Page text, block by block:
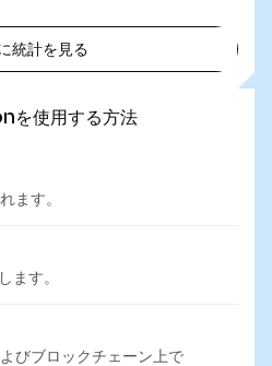
統計を見る
使用する方法
ます。
ます。
びブロックチェーン上で